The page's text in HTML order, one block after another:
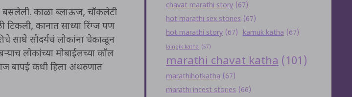
काळा ब्लाऊज, चॉकलेटी
टिकली, कानात साध्या रिंग्ज पण
साधे सौंदर्यचं लोकांना चेकाळून
लोकांच्या मोबाईलच्या कॉल
बापई कधी हिला अंथरुणात
chavat marathi story (67)
hot marathi sex stories (67)
hot marathi story (67) kamuk katha (67)
laingik katha (57)
marathi chavat katha (101)
marathihotkatha (67)
marathi incest stories (66)